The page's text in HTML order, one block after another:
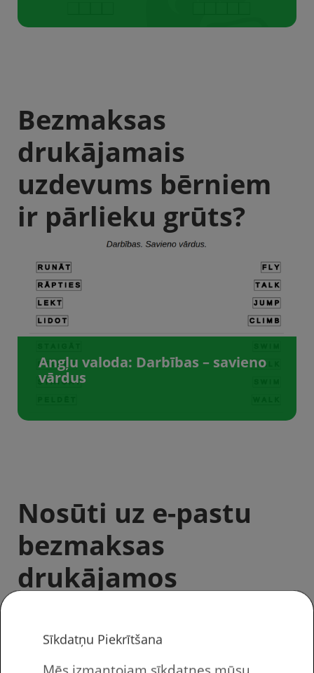
Bezmaksas
drukājamais
uzdevums bērniem
ir pārlieku grūts?
Angļu valoda: Darbības – savieno
vārdus
Nosūti uz e-pastu
bezmaksas
drukājamos
Sīkdatņu Piekrītšana
Mēs izmantojam sīkdatnes mūsu